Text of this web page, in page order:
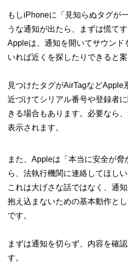
もしiPhoneに「見知らぬタグが
うな通知が出たら、まずは慌て
Appleは、通知を開いてサウンド
いれば近くを探したりできると案
見つけたタグがAirTagなどApple
近づけてシリアル番号や登録者
きる場合もあります。必要なら
表示されます。
また、Appleは「本当に安全が
ら、法執行機関に連絡してほし
これは大げさな話ではなく、通
抱え込まないための基本動作と
です。
まずは通知を切らず、内容を確
す。